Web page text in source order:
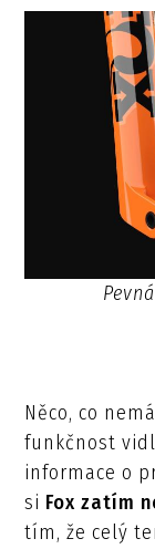
Něco, co
funkčnost
informace o
si Fox zatím
tím, že celý